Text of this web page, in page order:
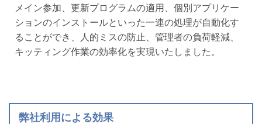
メイン参加、更新プログラムの適用、個別アプリケー
ションのインストールといった一連の処理が自動化す
ることができ、人的ミスの防止、管理者の負荷軽減、
キッティング作業の効率化を実現いたしました。
弊社利用による効果